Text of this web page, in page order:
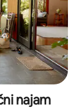
najam